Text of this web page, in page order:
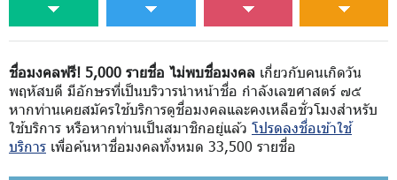
ชื่อมงคลฟรี! 5,000 รายชื่อ ไม่พบชื่อมงคล เกี่ยวกับคนเกิดวัน
พฤหัสบดี มีอักษรที่เป็นบริวารนำหน้าชื่อ กำลังเลขศาสตร์ ๗๕
หากท่านเคยสมัครใช้บริการดูชื่อมงคลและคงเหลือชั่วโมงสำหรับ
ใช้บริการ หรือหากท่านเป็นสมาชิกอยู่แล้ว โปรดลงชื่อเข้าใช้
บริการ เพื่อค้นหาชื่อมงคลทั้งหมด 33,500 รายชื่อ